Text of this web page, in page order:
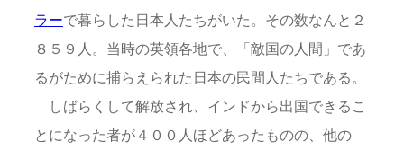
ラーで暮らした日本人たちがいた。その数なんと２
８５９人。当時の英領各地で、「敵国の人間」であ
るがために捕らえられた日本の民間人たちである。
しばらくして解放され、インドから出国できるこ
とになった者が４００人ほどあったものの、他の